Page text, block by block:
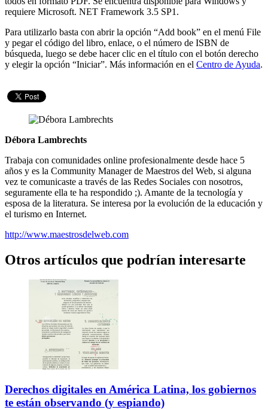
requiere Microsoft. NET Framework 3.5 SP1.
Para utilizarlo basta con abrir la opción “Add book” en el menú File
y pegar el código del libro, enlace, o el número de ISBN de
búsqueda, luego se debe hacer clic en el título con el botón derecho
y elegir la opción “Iniciar”. Más información en el Centro de Ayuda.
Débora Lambrechts
Trabaja con comunidades online profesionalmente desde hace 5
años y es la Community Manager de Maestros del Web, si alguna
vez te comunicaste a través de las Redes Sociales con nosotros,
seguramente ella te ha respondido ;). Amante de la tecnología y
esposa de la literatura. Se interesa por la evolución de la educación y
el turismo en Internet.
http://www.maestrosdelweb.com
Otros artículos que podrían interesarte
Derechos digitales en América Latina, los gobiernos
te están observando (y espiando)